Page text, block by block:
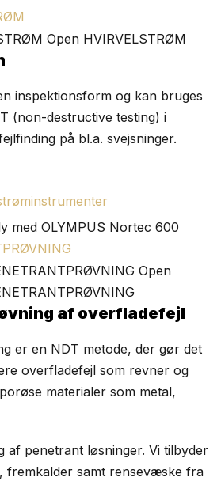
Open HVIRVELSTRØM
inspektionsform og kan bruges
(non-destructive testing) i
på bl.a. svejsninger.
Open
af overfladefejl
er en NDT metode, der gør det
overfladefejl som revner og
materialer som metal,
af penetrant løsninger. Vi tilbyder
fremkalder samt rensevæske fra